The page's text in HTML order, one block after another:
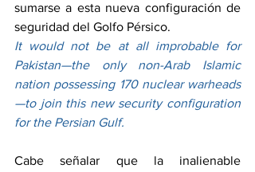
sumarse a esta nueva configuración de
seguridad del Golfo Pérsico.
It would not be at all improbable for
Pakistan—the only non-Arab Islamic
nation possessing 170 nuclear warheads
—to join this new security configuration
for the Persian Gulf.
Cabe señalar que la inalienable